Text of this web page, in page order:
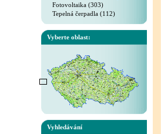
Fotovoltaika (303)
Tepelná čerpadla (112)
Vyberte oblast:
Vyhledávání